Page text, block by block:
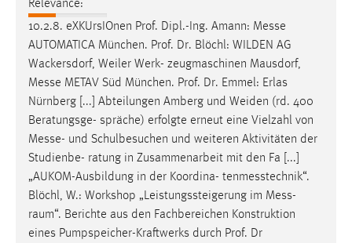
Relevance:
10.2.8. eXKUrsIOnen Prof. Dipl.-Ing. Amann: Messe
AUTOMATICA München. Prof. Dr. Blöchl: WILDEN AG
Wackersdorf, Weiler Werk- zeugmaschinen Mausdorf,
Messe METAV Süd München. Prof. Dr. Emmel: Erlas
Nürnberg [...] Abteilungen Amberg und Weiden (rd. 400
Beratungsge- spräche) erfolgte erneut eine Vielzahl von
Messe- und Schulbesuchen und weiteren Aktivitäten der
Studienbe- ratung in Zusammenarbeit mit den Fa [...]
„AUKOM-Ausbildung in der Koordina- tenmesstechnik“.
Blöchl, W.: Workshop „Leistungssteigerung im Mess-
raum“. Berichte aus den Fachbereichen Konstruktion
eines Pumpspeicher-Kraftwerks durch Prof. Dr